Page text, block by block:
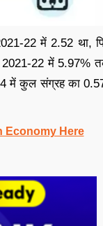
22 में 2.52 था,
2021-22 में 5.97%
में कुल संग्रह का
Economy Here